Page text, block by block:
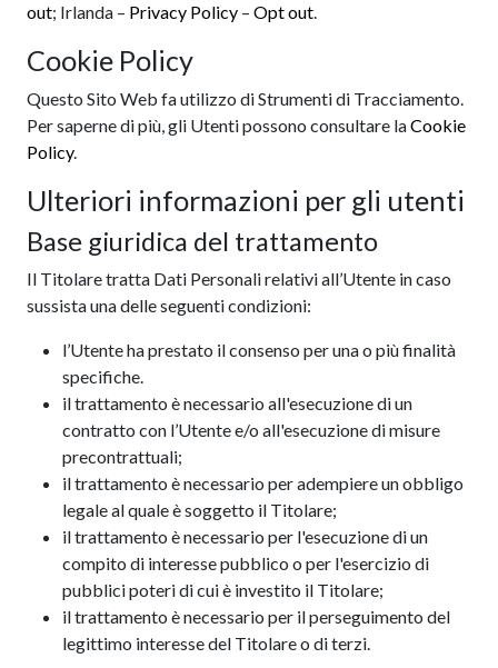
out; Irlanda – Privacy Policy – Opt out.
Cookie Policy
Questo Sito Web fa utilizzo di Strumenti di Tracciamento.
Per saperne di più, gli Utenti possono consultare laCookie
Policy.
Ulteriori informazioni per gli utenti
Base giuridica del trattamento
Il Titolare tratta Dati Personali relativi all’Utente in caso
sussista una delle seguenti condizioni:
l’Utente ha prestato il consenso per una o più finalità
specifiche.
il trattamento è necessario all'esecuzione di un
contratto con l’Utente e/o all'esecuzione di misure
precontrattuali;
il trattamento è necessario per adempiere un obbligo
legale al quale è soggetto il Titolare;
il trattamento è necessario per l'esecuzione di un
compito di interesse pubblico o per l'esercizio di
pubblici poteri di cui è investito il Titolare;
il trattamento è necessario per il perseguimento del
legittimo interesse del Titolare o di terzi.